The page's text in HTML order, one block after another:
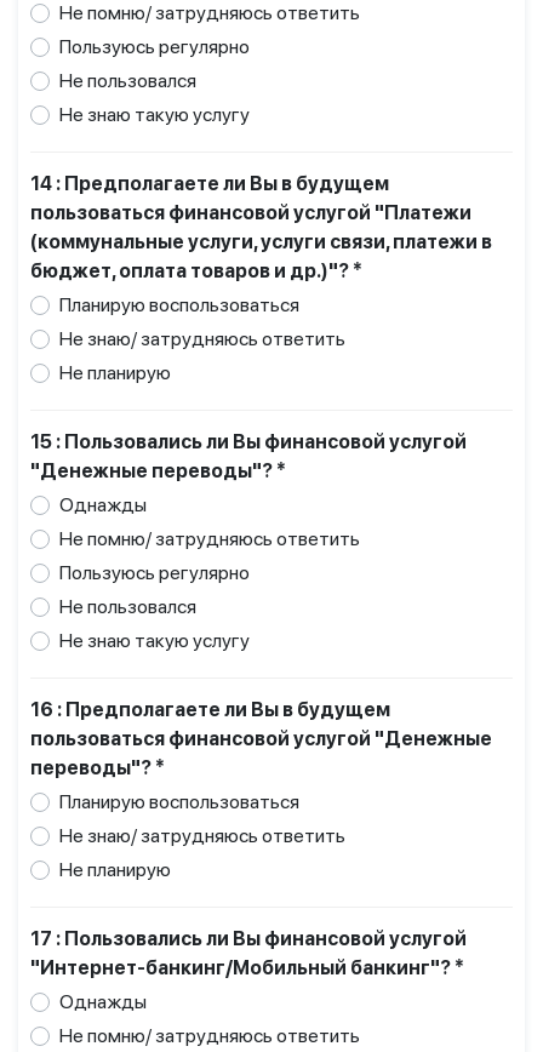
Не помню/ затрудняюсь ответить
Пользуюсь регулярно
Не пользовался
Не знаю такую услугу
14 : Предполагаете ли Вы в будущем
пользоваться финансовой услугой "Платежи
(коммунальные услуги, услуги связи, платежи в
бюджет, оплата товаров и др.)"? *
Планирую воспользоваться
Не знаю/ затрудняюсь ответить
Не планирую
15 : Пользовались ли Вы финансовой услугой
"Денежные переводы"? *
Однажды
Не помню/ затрудняюсь ответить
Пользуюсь регулярно
Не пользовался
Не знаю такую услугу
16 : Предполагаете ли Вы в будущем
пользоваться финансовой услугой "Денежные
переводы"? *
Планирую воспользоваться
Не знаю/ затрудняюсь ответить
Не планирую
17 : Пользовались ли Вы финансовой услугой
"Интернет-банкинг/Мобильный банкинг"? *
Однажды
Не помню/ затрудняюсь ответить